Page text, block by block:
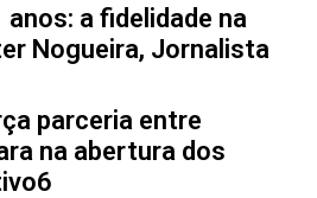
a fidelidade na
Nogueira, Jornalista
parceria entre
na abertura dos